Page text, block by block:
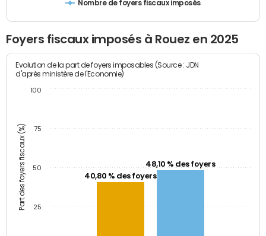
Nombre de foyers fiscaux imposés
Foyers fiscaux imposés à Rouez en 2025
Part des foyers fiscaux (%)
Evolution de la part de foyers imposables (Source : JDN
d'après ministère de l'Economie)
40,80 % des foyers
48,10 % des foyers
25
50
75
100